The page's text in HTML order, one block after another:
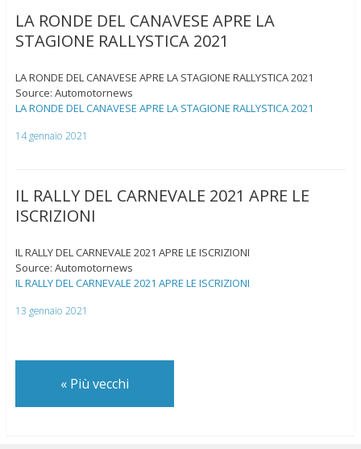
LA RONDE DEL CANAVESE APRE LA
STAGIONE RALLYSTICA 2021
LA RONDE DEL CANAVESE APRE LA STAGIONE RALLYSTICA 2021
Source: Automotornews
LA RONDE DEL CANAVESE APRE LA STAGIONE RALLYSTICA 2021
14 gennaio 2021
IL RALLY DEL CARNEVALE 2021 APRE LE
ISCRIZIONI
IL RALLY DEL CARNEVALE 2021 APRE LE ISCRIZIONI
Source: Automotornews
IL RALLY DEL CARNEVALE 2021 APRE LE ISCRIZIONI
13 gennaio 2021
«Più vecchi